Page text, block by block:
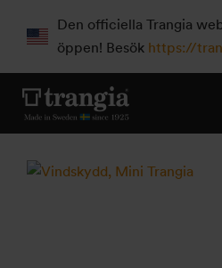
Den officiella Trangia
öppen! Besök https://